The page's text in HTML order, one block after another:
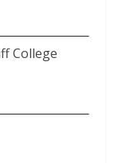
College